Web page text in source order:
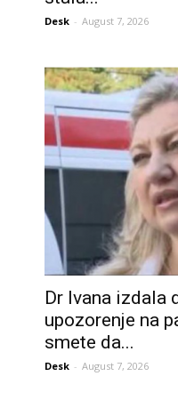
Desk - August 7, 2026
Dr Ivana izdala
upozorenje na
smete da...
Desk - August 7, 2026